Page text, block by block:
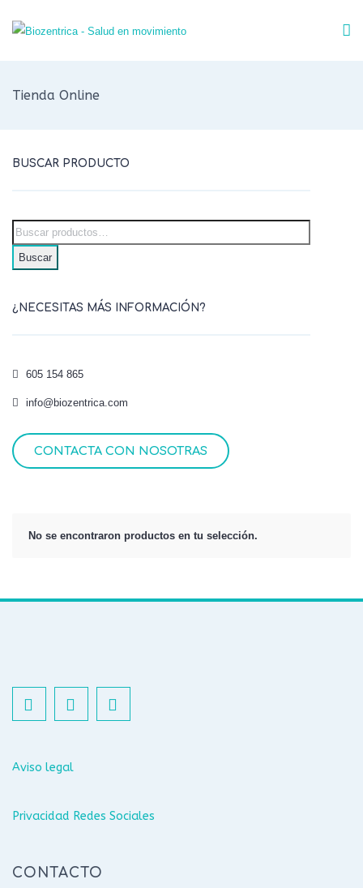
Tienda Online
BUSCAR PRODUCTO
Buscar
¿NECESITAS MÁS INFORMACIÓN?
605 154 865
info@biozentrica.com
CONTACTA CON NOSOTRAS
No se encontraron productos en tu selección.
Aviso legal
Privacidad Redes Sociales
CONTACTO